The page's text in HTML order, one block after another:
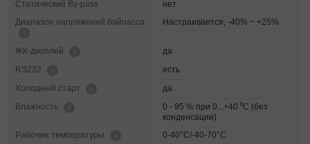
Статический By-pass
нет
Диапазон напряжений байпасса
Настраивается, -40% ~ +25%
ЖК-дисплей
да
RS232
есть
Холодный старт
да
Влажность
0 - 95 % при 0...+40 ⁰С (без
конденсации)
Рабочие температуры
0-40°C/-40-70°C